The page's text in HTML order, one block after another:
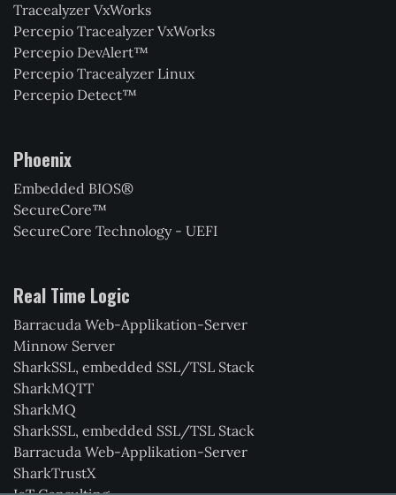
Tracealyzer VxWorks
Percepio Tracealyzer VxWorks
Percepio DevAlert™
Percepio Tracealyzer Linux
Percepio Detect™
Phoenix
Embedded BIOS®
SecureCore™
SecureCore Technology - UEFI
Real Time Logic
Barracuda Web-Applikation-Server
Minnow Server
SharkSSL, embedded SSL/TSL Stack
SharkMQTT
SharkMQ
SharkSSL, embedded SSL/TSL Stack
Barracuda Web-Applikation-Server
SharkTrustX